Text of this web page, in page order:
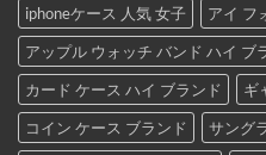
iphoneケース 人気 女子
アイ フ
アップル ウォッチ バンド ハイ ブ
カード ケース ハイ ブランド
ギ
コイン ケース ブランド
サング